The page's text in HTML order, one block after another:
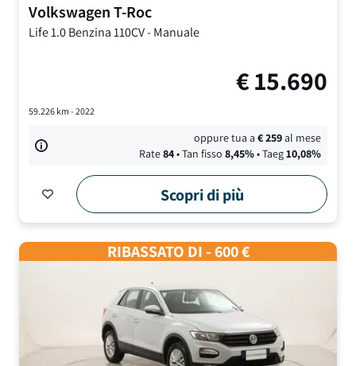
VolkswagenT-Roc
Life1.0 Benzina 110CV-Manuale
€15.690
59.226km - 2022
oppure tua a€259al mese
Rate84• Tan fisso 8,45%• Taeg10,08%
Scopri di più
RIBASSATO DI - 600 €